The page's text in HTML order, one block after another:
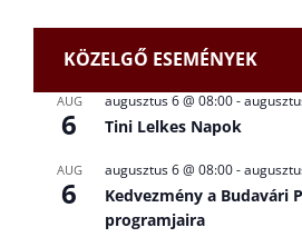
KÖZELGŐ ESEMÉNYEK
AUG
6
augusztus 6 @ 08:00-
Tini Lelkes Napok
AUG
6
augusztus 6 @ 08:00-
Kedvezmény a Budavári
programjaira